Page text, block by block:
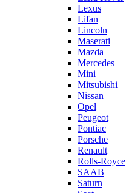
Lexus
Lifan
Lincoln
Maserati
Mazda
Mercedes
Mini
Mitsubishi
Nissan
Opel
Peugeot
Pontiac
Porsche
Renault
Rolls-Royce
SAAB
Saturn